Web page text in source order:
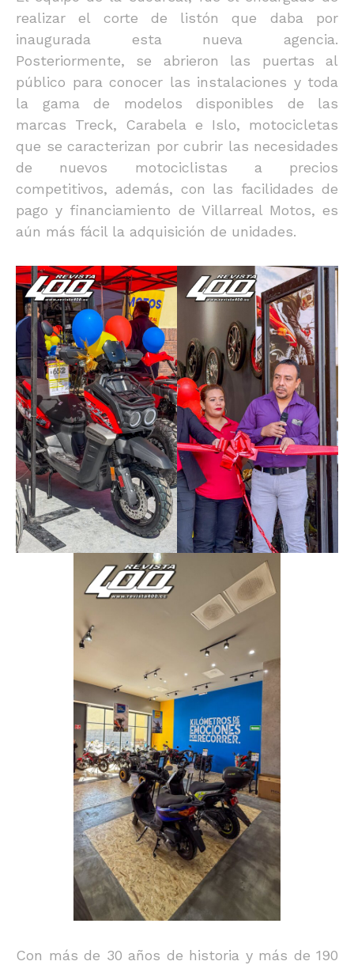
realizar el corte de listón que daba por
inaugurada esta nueva agencia.
Posteriormente, se abrieron las puertas al
público para conocer las instalaciones y toda
la gama de modelos disponibles de las
marcas Treck, Carabela e Islo, motocicletas
que se caracterizan por cubrir las necesidades
de nuevos motociclistas a precios
competitivos, además, con las facilidades de
pago y financiamiento de Villarreal Motos, es
aún más fácil la adquisición de unidades.
Con más de 30 años de historia y más de 190